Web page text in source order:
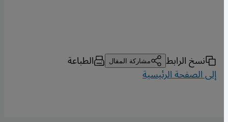
نسخ الرابط مشاركة المقال الطباعة
إلى الصفحة الرئيسية